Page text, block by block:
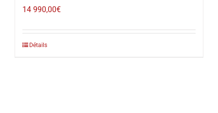
14 990,00€
Détails